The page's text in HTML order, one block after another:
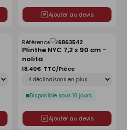
Ajouter au devis
Plinthe NYC 7,2 x 90 cm -
nolita
Référence :26863542
Disponible sous 10 jours
18,40€ TTC/Pièce
Ajouter au devis
Enregistrer
comme